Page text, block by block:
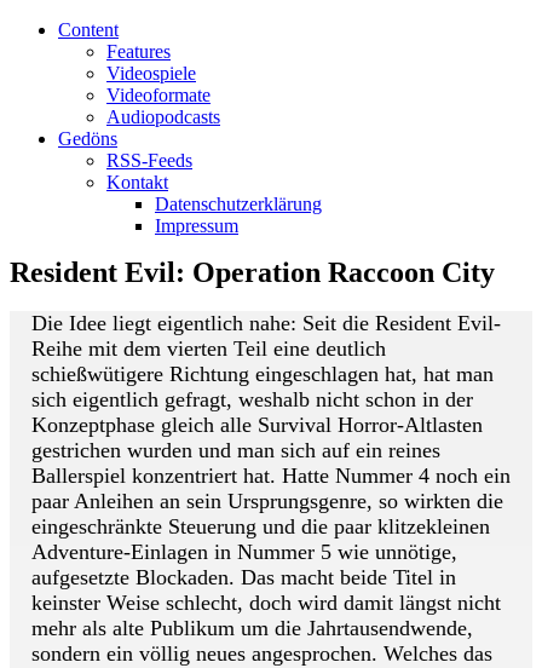
Content
Features
Videospiele
Videoformate
Audiopodcasts
Gedöns
RSS-Feeds
Kontakt
Datenschutzerklärung
Impressum
Resident Evil: Operation Raccoon City
Die Idee liegt eigentlich nahe: Seit die Resident Evil-
Reihe mit dem vierten Teil eine deutlich
schießwütigere Richtung eingeschlagen hat, hat man
sich eigentlich gefragt, weshalb nicht schon in der
Konzeptphase gleich alle Survival Horror-Altlasten
gestrichen wurden und man sich auf ein reines
Ballerspiel konzentriert hat. Hatte Nummer 4 noch ein
paar Anleihen an sein Ursprungsgenre, so wirkten die
eingeschränkte Steuerung und die paar klitzekleinen
Adventure-Einlagen in Nummer 5 wie unnötige,
aufgesetzte Blockaden. Das macht beide Titel in
keinster Weise schlecht, doch wird damit längst nicht
mehr als alte Publikum um die Jahrtausendwende,
sondern ein völlig neues angesprochen. Welches das